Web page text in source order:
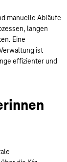
manuelle Abläufe
langen
Eine
ist
effizienter und